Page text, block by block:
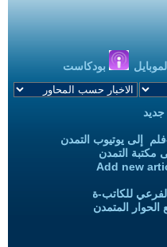
الموبايل بودكاست
إلى يوتيوب التمدن
مكتبة التمدن
Add new
للكاتب-ة
المتمدن